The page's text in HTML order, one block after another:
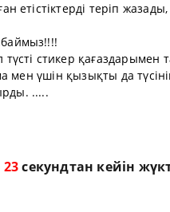
етістіктерді теріп
стикер қағаздарымен
мен үшін қызықты да
.....
22секундтан кейін